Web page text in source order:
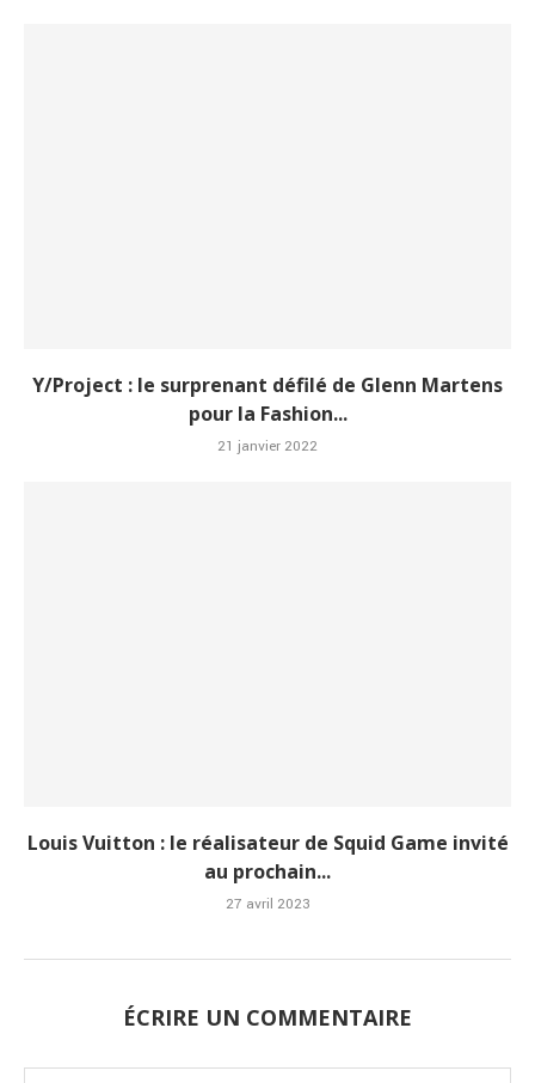
Y/Project : le surprenant défilé de Glenn Martens
pour la Fashion...
21 janvier 2022
Louis Vuitton : le réalisateur de Squid Game invité
au prochain...
27 avril 2023
ÉCRIRE UN COMMENTAIRE